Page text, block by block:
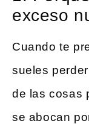
exceso
Cuando te
sueles
de las cosas
se abocan